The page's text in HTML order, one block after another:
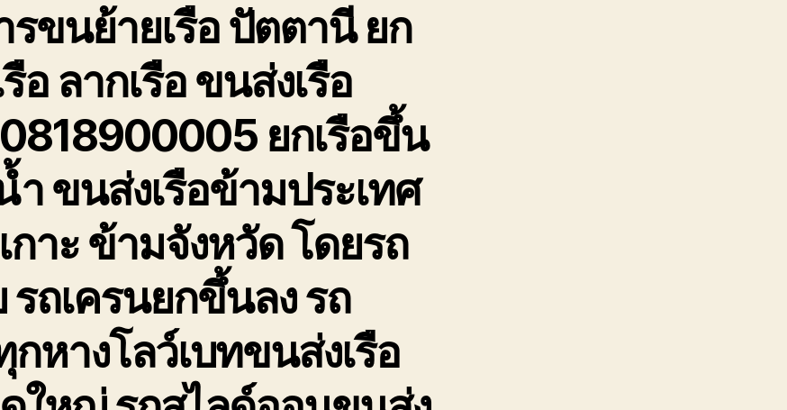
รขนย้ายเรือ ปัตตานี ยก
อ ลากเรือ ขนส่งเรือ
ยกเรือขึ้น
ำ ขนส่งเรือข้ามประเทศ
กาะ ข้ามจังหวัด โดยรถ
รถเครนยกขึ้นลง รถ
กหางโลว์เบทขนส่งเรือ